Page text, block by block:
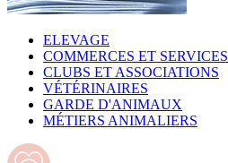
ELEVAGE
COMMERCES ET SERVICES
CLUBS ET ASSOCIATIONS
VÉTÉRINAIRES
GARDE D'ANIMAUX
MÉTIERS ANIMALIERS